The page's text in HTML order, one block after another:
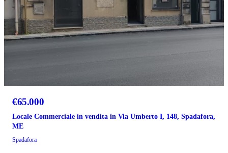
€65.000
Locale Commerciale in vendita in Via Umberto I, 148, Spadafora,
ME
Spadafora